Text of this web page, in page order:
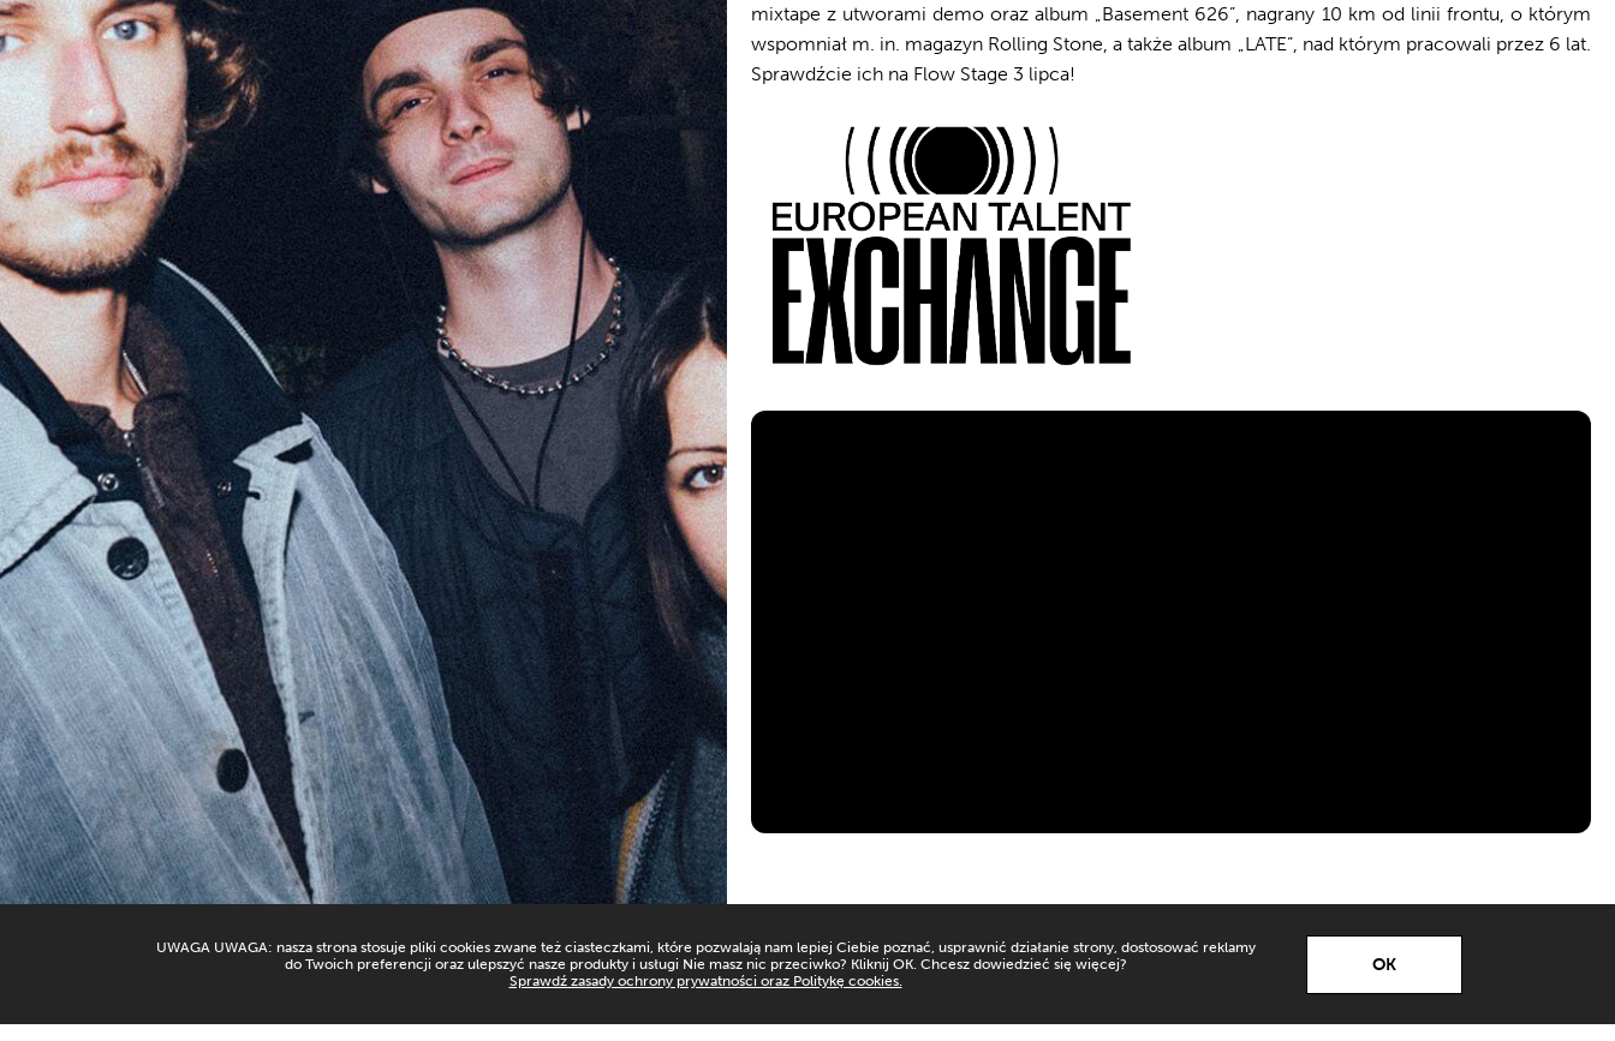
UWAGA UWAGA: nasza strona stosuje pliki cookies zwane też ciasteczkami, które pozwalają nam lepiej Ciebie poznać, usprawnić działanie strony, dostosować reklamy
do Twoich preferencji oraz ulepszyć nasze produkty i usługi Nie masz nic przeciwko? Kliknij OK. Chcesz dowiedzieć się więcej?
Sprawdź zasady ochrony prywatności oraz Politykę cookies.
OK
mixtape z utworami demo oraz album „Basement 626”, nagrany 10 km od linii frontu, o którym
wspomniał m. in. magazyn Rolling Stone, a także album „LATE”, nad którym pracowali przez 6 lat.
Sprawdźcie ich na Flow Stage 3 lipca!